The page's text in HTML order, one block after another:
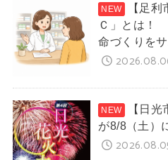
【足
Ｃ」とは！
命づくりを
【日
が8/8（土）